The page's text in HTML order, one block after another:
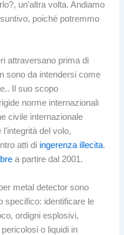
un'altra volta. Andiamo
poiché potremmo
attraversano prima di
sono da intendersi come
Il suo scopo
norme internazionali
civile internazionale
l'integrità del volo,
atti di ingerenza illecita.
a partire dal 2001.
metal detector sono
specifico: identificare le
ordigni esplosivi,
o liquidi in